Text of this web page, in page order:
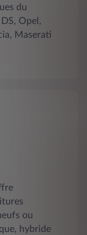
du
Opel,
Maserati
ou
hybride